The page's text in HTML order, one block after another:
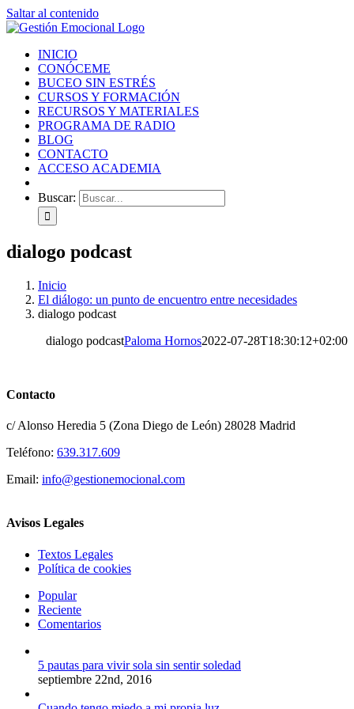
Saltar al contenido
INICIO
CONÓCEME
BUCEO SIN ESTRÉS
CURSOS Y FORMACIÓN
RECURSOS Y MATERIALES
PROGRAMA DE RADIO
BLOG
CONTACTO
ACCESO ACADEMIA
Buscar:
dialogo podcast
Inicio
El diálogo: un punto de encuentro entre necesidades
dialogo podcast
dialogo podcastPaloma Hornos2022-07-28T18:30:12+02:00
Contacto
c/ Alonso Heredia 5 (Zona Diego de León) 28028 Madrid
Teléfono: 639.317.609
Email: info@gestionemocional.com
Avisos Legales
Textos Legales
Política de cookies
Popular
Reciente
Comentarios
5 pautas para vivir sola sin sentir soledad
septiembre 22nd, 2016